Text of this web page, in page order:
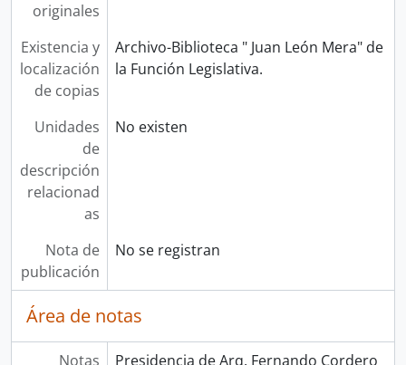
originales
Existencia y
localización
de copias
Archivo-Biblioteca " Juan León Mera" de
la Función Legislativa.
Unidades
de
descripción
relacionad
as
No existen
Nota de
publicación
No se registran
Área de notas
Notas
Presidencia de Arq. Fernando Cordero